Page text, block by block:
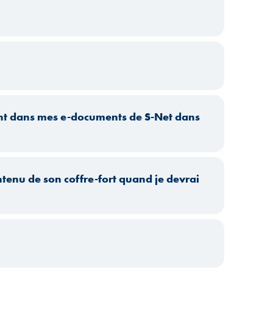
dans mes e-documents de S-Net dans
de son coffre-fort quand je devrai